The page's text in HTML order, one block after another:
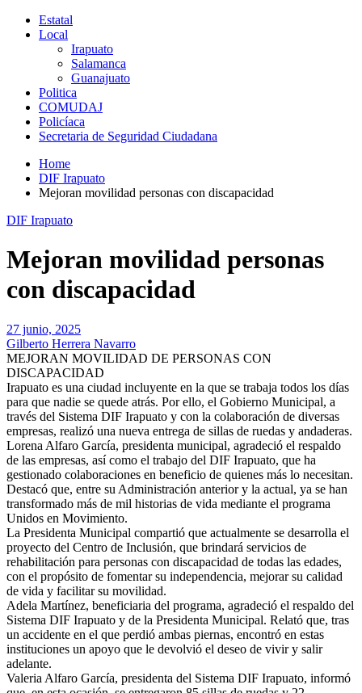
Estatal
Local
Irapuato
Salamanca
Guanajuato
Politica
COMUDAJ
Policíaca
Secretaria de Seguridad Ciudadana
Home
DIF Irapuato
Mejoran movilidad personas con discapacidad
DIF Irapuato
Mejoran movilidad personas
con discapacidad
27 junio, 2025
Gilberto Herrera Navarro
MEJORAN MOVILIDAD DE PERSONAS CON
DISCAPACIDAD
Irapuato es una ciudad incluyente en la que se trabaja todos los días
para que nadie se quede atrás. Por ello, el Gobierno Municipal, a
través del Sistema DIF Irapuato y con la colaboración de diversas
empresas, realizó una nueva entrega de sillas de ruedas y andaderas.
Lorena Alfaro García, presidenta municipal, agradeció el respaldo
de las empresas, así como el trabajo del DIF Irapuato, que ha
gestionado colaboraciones en beneficio de quienes más lo necesitan.
Destacó que, entre su Administración anterior y la actual, ya se han
transformado más de mil historias de vida mediante el programa
Unidos en Movimiento.
La Presidenta Municipal compartió que actualmente se desarrolla el
proyecto del Centro de Inclusión, que brindará servicios de
rehabilitación para personas con discapacidad de todas las edades,
con el propósito de fomentar su independencia, mejorar su calidad
de vida y facilitar su movilidad.
Adela Martínez, beneficiaria del programa, agradeció el respaldo del
Sistema DIF Irapuato y de la Presidenta Municipal. Relató que, tras
un accidente en el que perdió ambas piernas, encontró en estas
instituciones un apoyo que le devolvió el deseo de vivir y salir
adelante.
Valeria Alfaro García, presidenta del Sistema DIF Irapuato, informó